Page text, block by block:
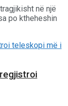
në një
po ktheheshin